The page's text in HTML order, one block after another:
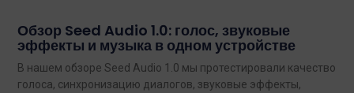
Обзор Seed Audio 1.0: голос, звуковые
эффекты и музыка в одном устройстве
В нашем обзоре Seed Audio 1.0 мы протестировали качество
голоса, синхронизацию диалогов, звуковые эффекты,